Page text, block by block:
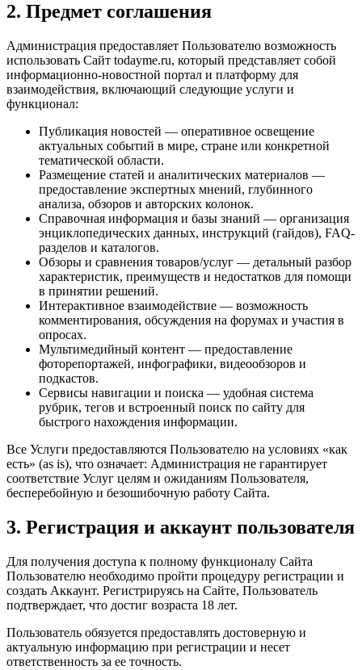
2. Предмет соглашения
Администрация предоставляет Пользователю возможность
использовать Сайт todayme.ru, который представляет собой
информационно-новостной портал и платформу для
взаимодействия, включающий следующие услуги и
функционал:
Публикация новостей — оперативное освещение
актуальных событий в мире, стране или конкретной
тематической области.
Размещение статей и аналитических материалов —
предоставление экспертных мнений, глубинного
анализа, обзоров и авторских колонок.
Справочная информация и базы знаний — организация
энциклопедических данных, инструкций (гайдов), FAQ-
разделов и каталогов.
Обзоры и сравнения товаров/услуг — детальный разбор
характеристик, преимуществ и недостатков для помощи
в принятии решений.
Интерактивное взаимодействие — возможность
комментирования, обсуждения на форумах и участия в
опросах.
Мультимедийный контент — предоставление
фоторепортажей, инфографики, видеообзоров и
подкастов.
Сервисы навигации и поиска — удобная система
рубрик, тегов и встроенный поиск по сайту для
быстрого нахождения информации.
Все Услуги предоставляются Пользователю на условиях «как
есть» (as is), что означает: Администрация не гарантирует
соответствие Услуг целям и ожиданиям Пользователя,
бесперебойную и безошибочную работу Сайта.
3. Регистрация и аккаунт пользователя
Для получения доступа к полному функционалу Сайта
Пользователю необходимо пройти процедуру регистрации и
создать Аккаунт. Регистрируясь на Сайте, Пользователь
подтверждает, что достиг возраста 18 лет.
Пользователь обязуется предоставлять достоверную и
актуальную информацию при регистрации и несет
ответственность за ее точность.